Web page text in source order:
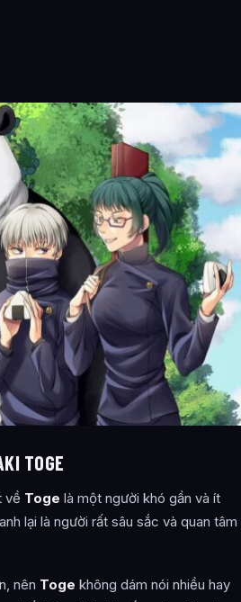
TOGE
về Toge là một người khó gần và ít
lại là người rất sâu sắc và quan tâm
nên Toge không dám nói nhiều hay